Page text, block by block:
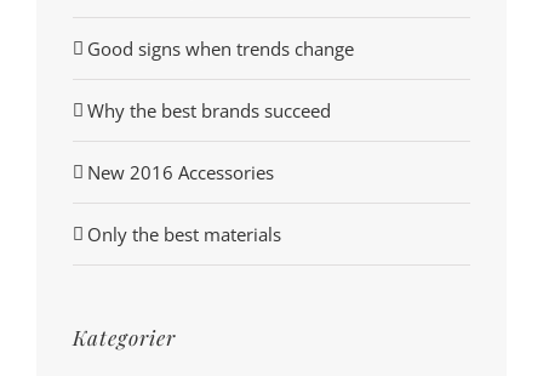
Good signs when trends change
Why the best brands succeed
New 2016 Accessories
Only the best materials
Kategorier